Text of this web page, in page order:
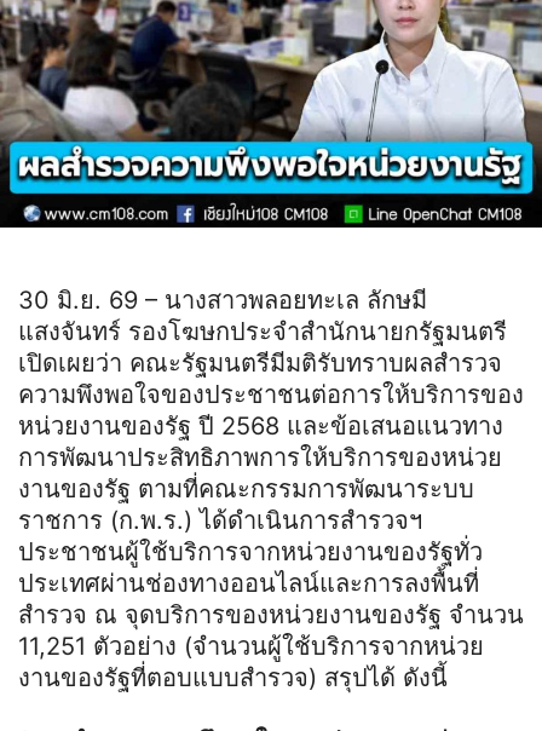
30 มิ.ย. 69 – นางสาวพลอยทะเล ลักษมี
แสงจันทร์ รองโฆษกประจำสำนักนายกรัฐมนตรี
เปิดเผยว่า คณะรัฐมนตรีมีมติรับทราบผลสำรวจ
ความพึงพอใจของประชาชนต่อการให้บริการของ
หน่วยงานของรัฐ ปี 2568 และข้อเสนอแนวทาง
การพัฒนาประสิทธิภาพการให้บริการของหน่วย
งานของรัฐ ตามที่คณะกรรมการพัฒนาระบบ
ราชการ (ก.พ.ร.) ได้ดำเนินการสำรวจฯ
ประชาชนผู้ใช้บริการจากหน่วยงานของรัฐทั่ว
ประเทศผ่านช่องทางออนไลน์และการลงพื้นที่
สำรวจ ณ จุดบริการของหน่วยงานของรัฐ จำนวน
11,251 ตัวอย่าง (จำนวนผู้ใช้บริการจากหน่วย
งานของรัฐที่ตอบแบบสำรวจ) สรุปได้ ดังนี้